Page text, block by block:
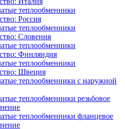
теплообменники
Россия
теплообменники
Словения
теплообменники
Финляндия
теплообменники
Швеция
теплообменники с наружной
теплообменники резьбовое
теплообменники фланцевое